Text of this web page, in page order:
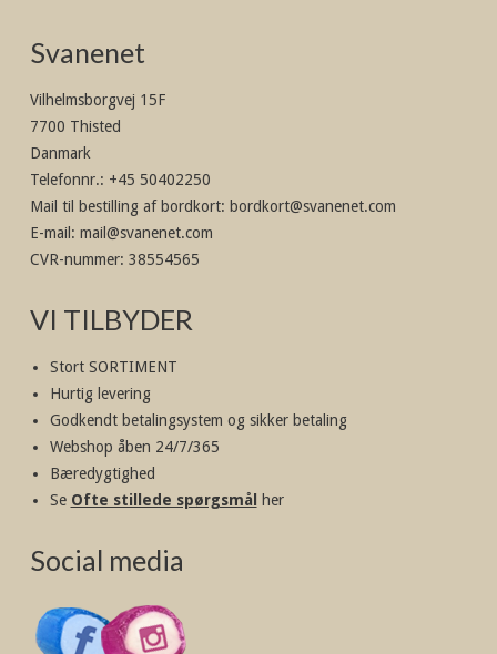
Svanenet
Vilhelmsborgvej 15F
7700 Thisted
Danmark
Telefonnr.: +45 50402250
Mail til bestilling af bordkort: bordkort@svanenet.com
E-mail : mail@svanenet.com
CVR-nummer: 38554565
VI TILBYDER
Stort SORTIMENT
Hurtig levering
Godkendt betalingsystem og sikker betaling
Webshop åben 24/7/365
Bæredygtighed
Se Ofte stillede spørgsmål her
Social media